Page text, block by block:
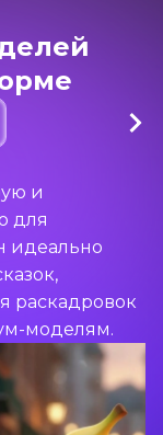
и
для
идеально
раскадровок
моделям.